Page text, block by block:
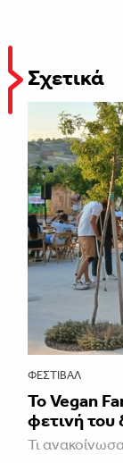
Σχετικά
ΦΕΣΤΙΒΑΛ
Το Vegan
φετινή
Τι